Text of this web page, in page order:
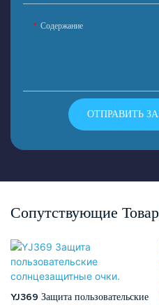
Содержание
ОТПРАВИТЬ
Сопутствующие
YJ369 Защита пользовательские